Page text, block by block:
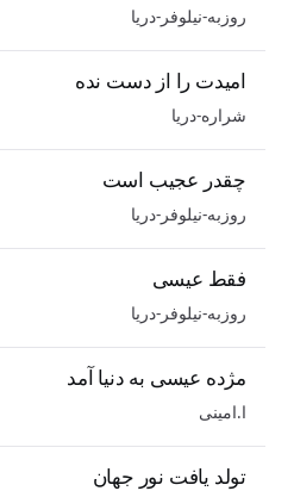
روزبه-نیلوفر-دریا
امیدت را از دست نده
شراره-دریا
چقدر عجیب است
روزبه-نیلوفر-دریا
فقط عیسی
روزبه-نیلوفر-دریا
مژده عیسی به دنیا آمد
ا.امینی
تولد یافت نور جهان